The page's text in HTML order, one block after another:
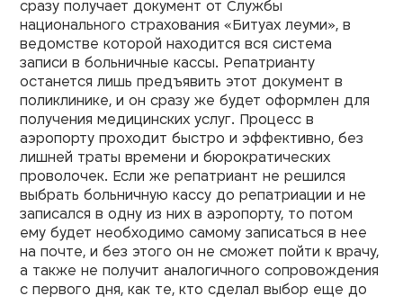
сразу получает документ от Службы
национального страхования «Битуах леуми», в
ведомстве которой находится вся система
записи в больничные кассы. Репатрианту
останется лишь предъявить этот документ в
поликлинике, и он сразу же будет оформлен для
получения медицинских услуг. Процесс в
аэропорту проходит быстро и эффективно, без
лишней траты времени и бюрократических
проволочек. Если же репатриант не решился
выбрать больничную кассу до репатриации и не
записался в одну из них в аэропорту, то потом
ему будет необходимо самому записаться в нее
на почте, и без этого он не сможет пойти к врачу,
а также не получит аналогичного сопровождения
с первого дня, как те, кто сделал выбор еще до